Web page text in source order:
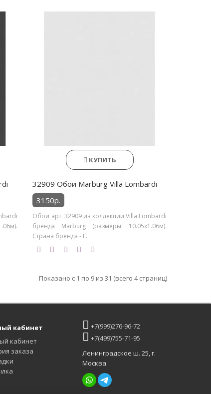
КУПИТЬ
32909 Обои Marburg Villa Lombardi
3150р.
Обои арт. 32909 из коллекции Villa Lombardi
бренда Marburg (размеры: 10.05х1.06м).
Страна бренда - Г..
Показано с 1 по 9 из 31 (всего 4 страниц)
кабинет
кабинет
заказа
+7(999)276-96-72
+7(499)755-71-95
Ленинградское ш. 25, г.
Москва